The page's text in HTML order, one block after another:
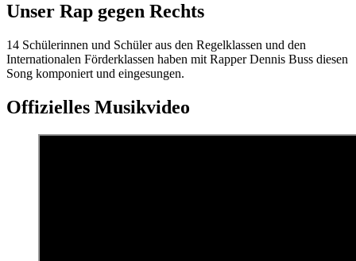
Unser Rap gegen Rechts
14 Schülerinnen und Schüler aus den Regelklassen und den
Internationalen Förderklassen haben mit Rapper Dennis Buss diesen
Song komponiert und eingesungen.
Offizielles Musikvideo